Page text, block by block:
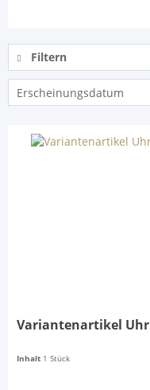
Filtern
Variantenartikel Uhr
Inhalt 1 Stück